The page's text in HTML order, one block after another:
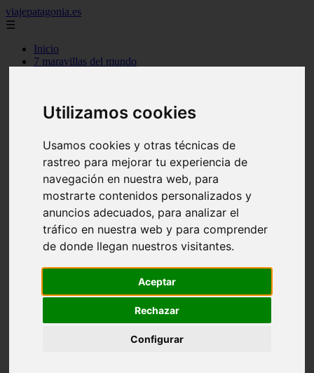
Utilizamos cookies
Usamos cookies y otras técnicas de
rastreo para mejorar tu experiencia de
navegación en nuestra web, para
mostrarte contenidos personalizados y
anuncios adecuados, para analizar el
tráfico en nuestra web y para comprender
de donde llegan nuestros visitantes.
Aceptar
Rechazar
Configurar
viajepatagonia.es
☰
Inicio
7 maravillas del mundo
c buenos aires
c generalidades del pais
c mendoza
c neuquen
c provincias
c rio negro
c santa fe
c tierra de fuego
c tucuman
c zona austral
gijon
live